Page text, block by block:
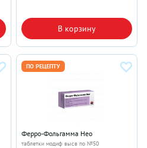
В корзину
ПО РЕЦЕПТУ
Ферро-Фольгамма Нео
таблетки модиф высв по №50